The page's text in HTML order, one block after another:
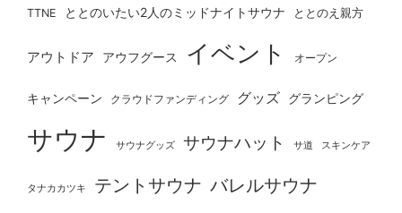
TTNE ととのいたい2人のミッドナイトサウナ ととのえ親方
アウトドア アウフグース イベント オープン
キャンペーン クラウドファンディング グッズ グランピング
サウナ サウナグッズ サウナハット サ道 スキンケア
タナカカツキ テントサウナ バレルサウナ